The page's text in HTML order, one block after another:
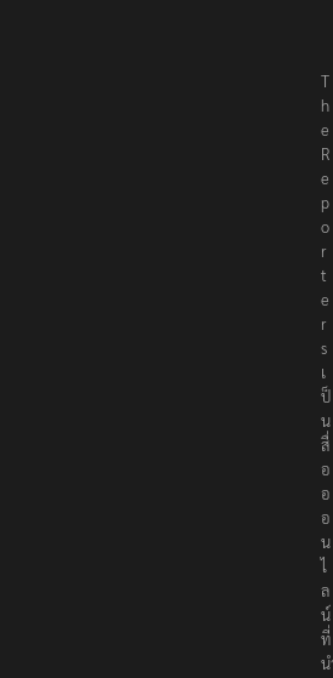
T
h
e
R
e
p
o
r
t
e
r
s
เ
ป็
น
สื่
อ
อ
อ
น
ไ
ล
น์
ที่